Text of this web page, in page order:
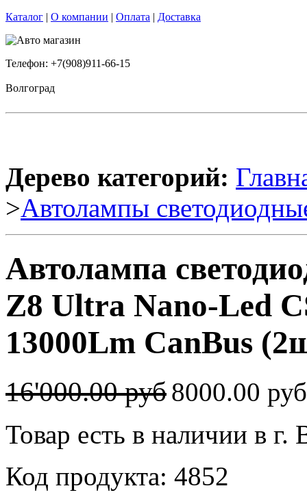
Каталог | О компании | Оплата | Доставка
Телефон: +7(908)911-66-15
Волгоград
Дерево категорий:
>Автолампы
Автолампа
Z8 Ultra Nano-Led
13000Lm CanBus
16'000.00 руб8000.00
Товар есть в наличии в г.
Код продукта: 4852